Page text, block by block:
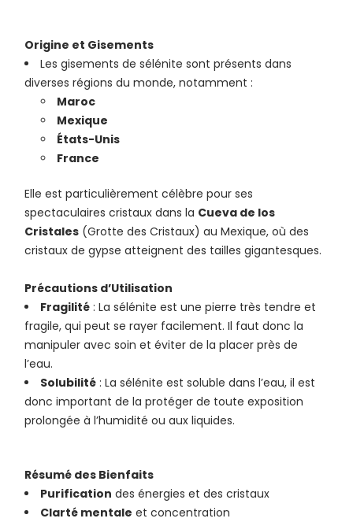
Origine et Gisements
Les gisements de sélénite sont présents dans
diverses régions du monde, notamment :
Maroc
Mexique
États-Unis
France
Elle est particulièrement célèbre pour ses
spectaculaires cristaux dans la Cueva de los
Cristales (Grotte des Cristaux) au Mexique, où des
cristaux de gypse atteignent des tailles gigantesques.
Précautions d’Utilisation
Fragilité : La sélénite est une pierre très tendre et
fragile, qui peut se rayer facilement. Il faut donc la
manipuler avec soin et éviter de la placer près de
l’eau.
Solubilité : La sélénite est soluble dans l’eau, il est
donc important de la protéger de toute exposition
prolongée à l’humidité ou aux liquides.
Résumé des Bienfaits
Purification des énergies et des cristaux
Clarté mentale et concentration